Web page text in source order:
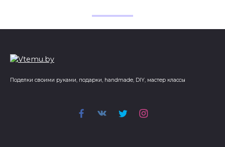
Поделки своими руками, подарки, handmade, DIY, мастер классы